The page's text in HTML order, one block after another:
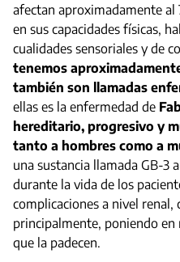
afectan aproximadamente al
en sus capacidades físicas,
cualidades sensoriales y de
tenemos
también son llamadas
ellas es la enfermedad de
hereditario, progresivo y
tanto a hombres como a
una sustancia llamada GB-3
durante la vida de los
complicaciones a nivel
principalmente, poniendo en
que la padecen.